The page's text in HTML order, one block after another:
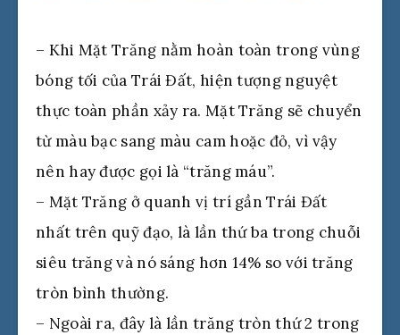
– Khi Mặt Trăng nằm hoàn toàn trong vùng
bóng tối của Trái Đất, hiện tượng nguyệt
thực toàn phần xảy ra. Mặt Trăng sẽ chuyển
từ màu bạc sang màu cam hoặc đỏ, vì vậy
nên hay được gọi là “trăng máu”.
– Mặt Trăng ở quanh vị trí gần Trái Đất
nhất trên quỹ đạo, là lần thứ ba trong chuỗi
siêu trăng và nó sáng hơn 14% so với trăng
tròn bình thường.
– Ngoài ra, đây là lần trăng tròn thứ 2 trong